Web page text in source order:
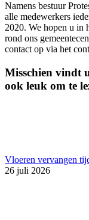
Namens bestuur
alle medewerkers
2020. We hopen u in
rond ons
contact op via het
Misschien vindt
ook leuk om te
Vloeren vervangen
26 juli 2026